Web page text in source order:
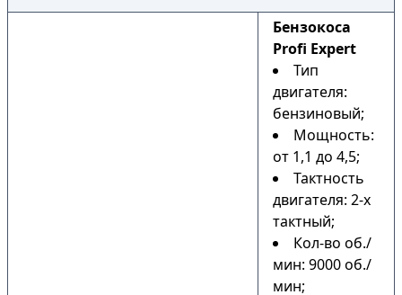
Бензокоса
Profi Expert
Тип
двигателя:
бензиновый;
Мощность:
от 1,1 до 4,5;
Тактность
двигателя: 2-х
тактный;
Кол-во об./
мин: 9000 об./
мин;